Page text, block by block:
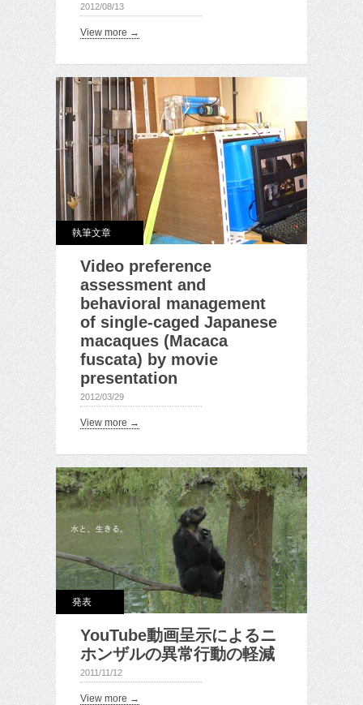
2012/08/13
View more →
執筆文章
Video preference
assessment and
behavioral management
of single-caged Japanese
macaques (Macaca
fuscata) by movie
presentation
2012/03/29
View more →
発表
YouTube動画呈示によるニ
ホンザルの異常行動の軽減
2011/11/12
View more →